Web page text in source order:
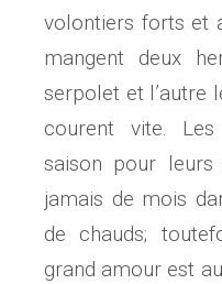
volontiers forts et
mangent deux
serpolet et l’autre
courent vite.
saison pour
jamais de mois
de chauds;
grand amour est